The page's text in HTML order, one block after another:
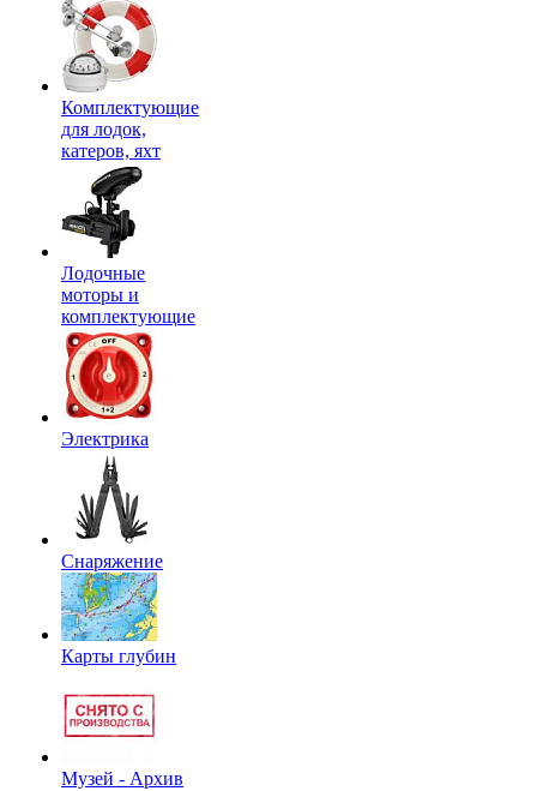
Комплектующие
для лодок,
катеров, яхт
Лодочные
моторы и
комплектующие
Электрика
Снаряжение
Карты глубин
Музей - Архив